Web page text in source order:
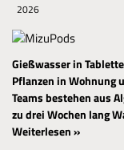
2026
Gießwasser in
Pflanzen in Wohnung
Teams bestehen aus
zu drei Wochen lang
Weiterlesen »